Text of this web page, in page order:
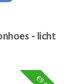
- licht